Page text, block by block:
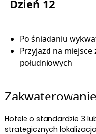
Dzień 12
Po śniadaniu
Przyjazd na
południowych
Zakwaterowanie
Hotele o standardzie 3
strategicznych